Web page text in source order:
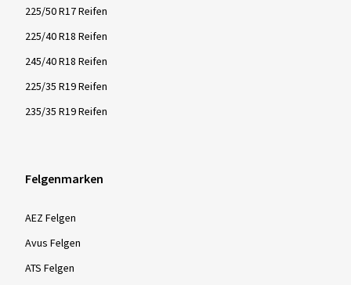
225/50 R17 Reifen
225/40 R18 Reifen
245/40 R18 Reifen
225/35 R19 Reifen
235/35 R19 Reifen
Felgenmarken
AEZ Felgen
Avus Felgen
ATS Felgen